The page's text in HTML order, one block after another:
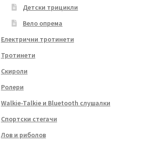
Детски трицикли
Вело опрема
Електрични тротинети
Тротинети
Скироли
Ролери
Walkie-Talkie и Bluetooth слушалки
Спортски стегачи
Лов и риболов